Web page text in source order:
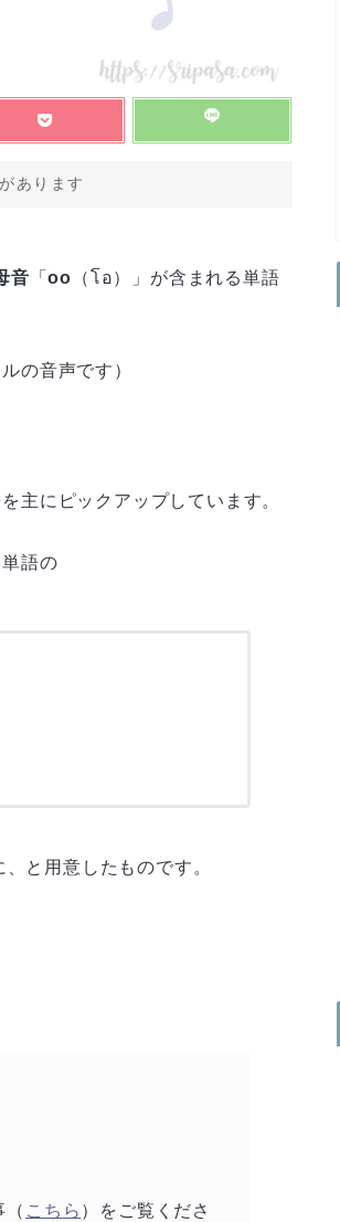
あります
音 「oo （โอ）」が含まれる単語
の音声です）
主にピックアップしています。
語の
と用意したものです。
（ こちら ）をご覧くださ